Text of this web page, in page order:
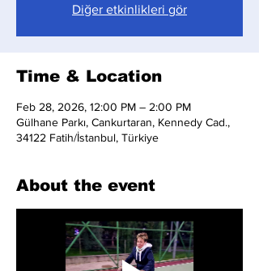
Diğer etkinlikleri gör
Time & Location
Feb 28, 2026, 12:00 PM – 2:00 PM
Gülhane Parkı, Cankurtaran, Kennedy Cad.,
34122 Fatih/İstanbul, Türkiye
About the event